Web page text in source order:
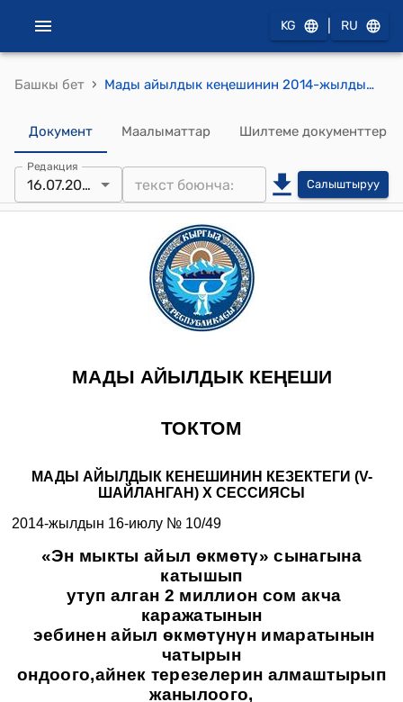
KG RU
Башкы бет › Мады айылдык кеңешинин 2014-жылдын 16-июлундагы № 10/49 "Эн мыкты айыл ѳкмѳтγ» сынагына катышып утуп алган 2 миллион сом акча каражатынын эебинен айыл ѳкмѳтγнγн имаратынын чатырын ондоого, айнек терезелерин алмаштырып жанылоого, айыл ѳкмѳтγнγн имаратын жана анын жылытуу системасын ондоого,материалдык-техникалыкбазасын чындоо максатында оргтехника жана эмеректердисатып алууга жана айыл ѳкмѳтγнγн кызматкерлерин акчалай сыйлык менен сыйлоо жѳнγндѳ" токтому
Документ Маалыматтар Шилтеме документтер
Редакция
16.07.2014 Салыштыруу